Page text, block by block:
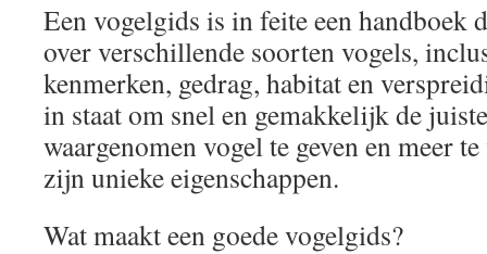
Een vogelgids is in feite een handboek
over verschillende soorten vogels,
kenmerken, gedrag, habitat en
in staat om snel en gemakkelijk de
waargenomen vogel te geven en meer
zijn unieke eigenschappen.
Wat maakt een goede vogelgids?